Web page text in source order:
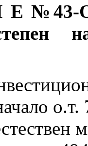
ОС/